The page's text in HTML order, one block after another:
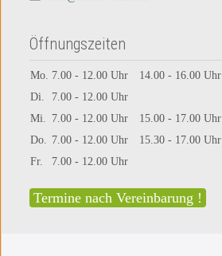
Öffnungszeiten
Mo. 7.00 - 12.00 Uhr
14.00 - 16.00 Uhr
Di.
7.00 - 12.00 Uhr
Mi. 7.00 - 12.00 Uhr
15.00 - 17.00 Uhr
Do. 7.00 - 12.00 Uhr
15.30 - 17.00 Uhr
Fr.
7.00 - 12.00 Uhr
Termine nach Vereinbarung !